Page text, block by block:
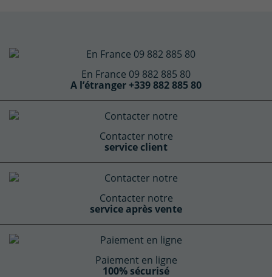
En France 09 882 885 80
A l’étranger +339 882 885 80
Contacter notre
service client
Contacter notre
service après vente
Paiement en ligne
100% sécurisé